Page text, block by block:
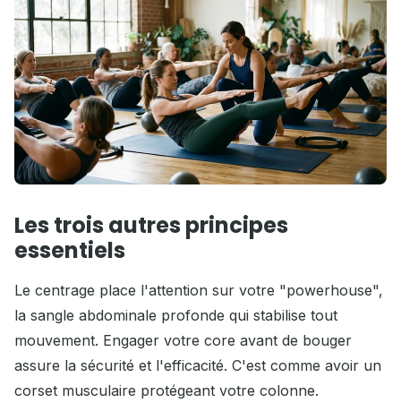
Les trois autres principes
essentiels
Le centrage place l'attention sur votre "powerhouse",
la sangle abdominale profonde qui stabilise tout
mouvement. Engager votre core avant de bouger
assure la sécurité et l'efficacité. C'est comme avoir un
corset musculaire protégeant votre colonne.